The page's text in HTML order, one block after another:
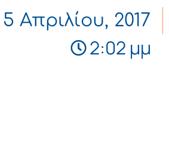
5 Απριλίου, 2017
2:02 μμ